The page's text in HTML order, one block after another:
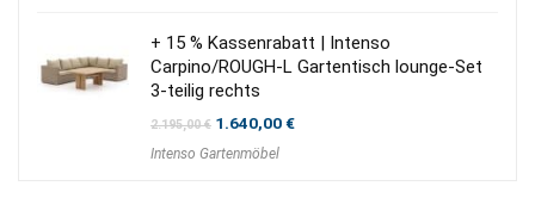
+ 15 % Kassenrabatt | Intenso
Carpino/ROUGH-L Gartentisch lounge-Set
3-teilig rechts
2.195,00€ Ursprünglicher
war:
1.640,00€Aktueller
Intenso Gartenmöbel